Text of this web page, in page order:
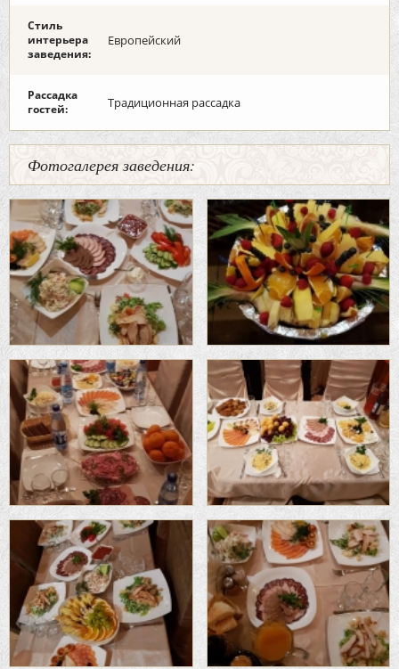
Стиль
интерьера
заведения:
Европейский
Рассадка
гостей:
Традиционная рассадка
Фотогалерея заведения: